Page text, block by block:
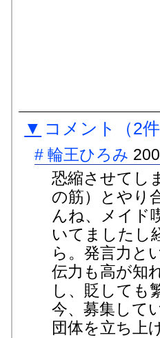
▼ コメント （2件
# 輪王ひろみ
恐縮させてし
の筋）とやり
んね、メイド
いてましたし
ら。発言力と
伝力も高が知
し、貶しても
今、募集して
団体を立ち上